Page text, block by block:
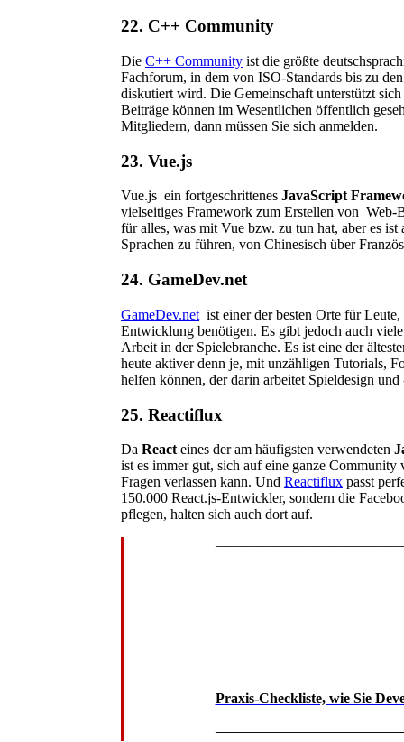
22. C++ Community
Die C++ Community ist die größte
Fachforum, in dem von ISO-Standards bis zu
diskutiert wird. Die Gemeinschaft unterstützt
Beiträge können im Wesentlichen öffentlich
Mitgliedern, dann müssen Sie sich anmelden.
23. Vue.js
Vue.js ein fortgeschrittenes JavaScript
vielseitiges Framework zum Erstellen von Web-
für alles, was mit Vue bzw. zu tun hat, aber es
Sprachen zu führen, von Chinesisch über
24. GameDev.net
GameDev.net ist einer der besten Orte für
Entwicklung benötigen. Es gibt jedoch auch
Arbeit in der Spielebranche. Es ist eine der
heute aktiver denn je, mit unzähligen Tutorials,
helfen können, der darin arbeitet Spieldesign
25. Reactiflux
Da React eines der am häufigsten verwendeten
ist es immer gut, sich auf eine ganze
Fragen verlassen kann. Und Reactiflux passt
150.000 React.js-Entwickler, sondern die
pflegen, halten sich auch dort auf.
Praxis-Checkliste, wie Sie